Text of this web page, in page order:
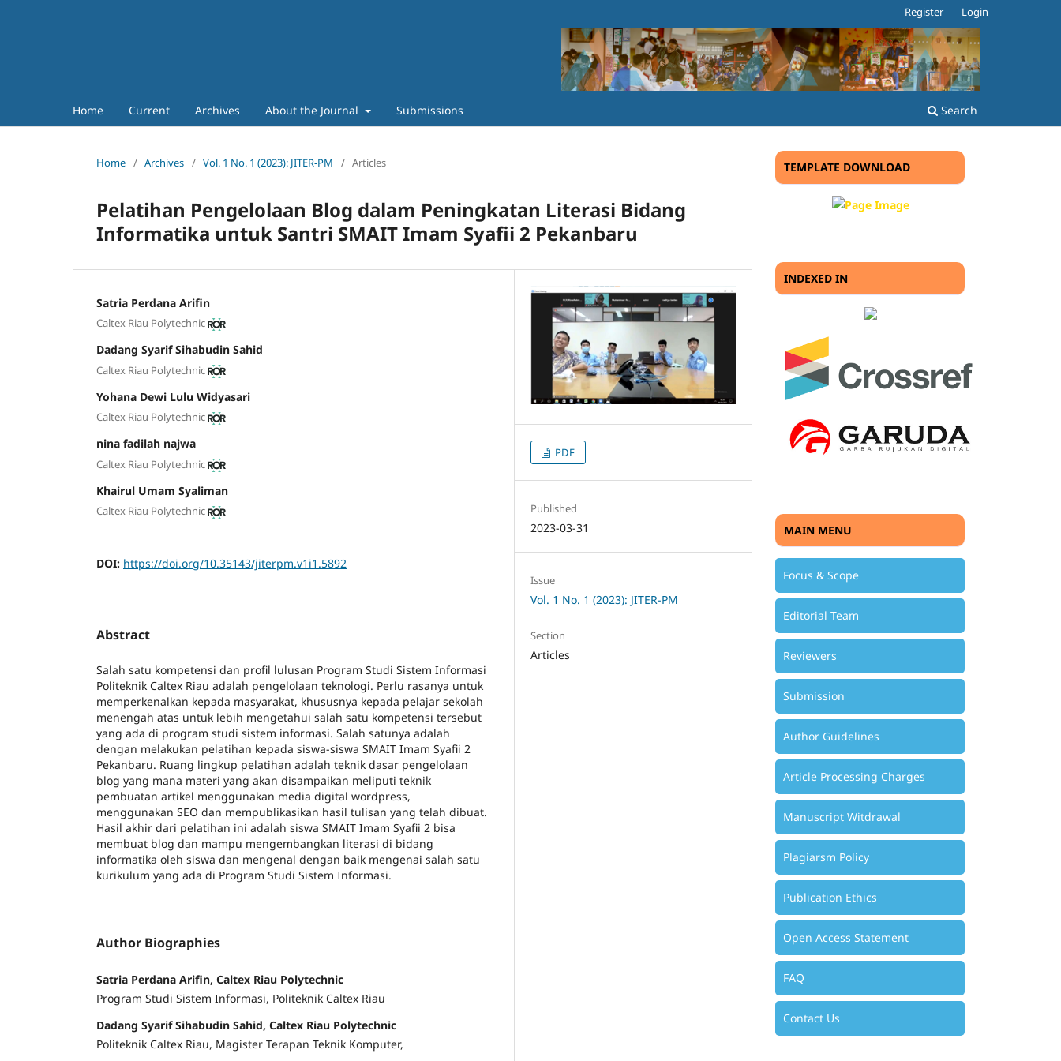
Home Current Archives About the Journal Submissions Search
Register Login
Home / Archives / Vol. 1 No. 1 (2023): JITER-PM / Articles
Pelatihan Pengelolaan Blog dalam Peningkatan Literasi Bidang
Informatika untuk Santri SMAIT Imam Syafii 2 Pekanbaru
Satria Perdana Arifin
Caltex Riau Polytechnic
Dadang Syarif Sihabudin Sahid
Caltex Riau Polytechnic
Yohana Dewi Lulu Widyasari
Caltex Riau Polytechnic
nina fadilah najwa
Caltex Riau Polytechnic
Khairul Umam Syaliman
Caltex Riau Polytechnic
DOI: https://doi.org/10.35143/jiterpm.v1i1.5892
Abstract
Salah satu kompetensi dan profil lulusan Program Studi Sistem Informasi
Politeknik Caltex Riau adalah pengelolaan teknologi. Perlu rasanya untuk
memperkenalkan kepada masyarakat, khususnya kepada pelajar sekolah
menengah atas untuk lebih mengetahui salah satu kompetensi tersebut
yang ada di program studi sistem informasi. Salah satunya adalah
dengan melakukan pelatihan kepada siswa-siswa SMAIT Imam Syafii 2
Pekanbaru. Ruang lingkup pelatihan adalah teknik dasar pengelolaan
blog yang mana materi yang akan disampaikan meliputi teknik
pembuatan artikel menggunakan media digital wordpress,
menggunakan SEO dan mempublikasikan hasil tulisan yang telah dibuat.
Hasil akhir dari pelatihan ini adalah siswa SMAIT Imam Syafii 2 bisa
membuat blog dan mampu mengembangkan literasi di bidang
informatika oleh siswa dan mengenal dengan baik mengenai salah satu
kurikulum yang ada di Program Studi Sistem Informasi.
Author Biographies
Satria Perdana Arifin, Caltex Riau Polytechnic
Program Studi Sistem Informasi, Politeknik Caltex Riau
Dadang Syarif Sihabudin Sahid, Caltex Riau Polytechnic
Politeknik Caltex Riau, Magister Terapan Teknik Komputer,
PDF
Published
2023-03-31
Issue
Vol. 1 No. 1 (2023): JITER-PM
Section
Articles
TEMPLATE DOWNLOAD
INDEXED IN
MAIN MENU
Focus & Scope
Editorial Team
Reviewers
Submission
Author Guidelines
Article Processing Charges
Manuscript Witdrawal
Plagiarsm Policy
Publication Ethics
Open Access Statement
FAQ
Contact Us